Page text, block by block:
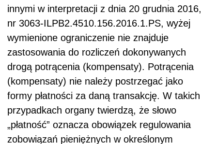
innymi w interpretacji z dnia 20 grudnia 2016,
nr 3063-ILPB2.4510.156.2016.1.PS, wyżej
wymienione ograniczenie nie znajduje
zastosowania do rozliczeń dokonywanych
drogą potrącenia (kompensaty). Potrącenia
(kompensaty) nie należy postrzegać jako
formy płatności za daną transakcję. W takich
przypadkach organy twierdzą, że słowo
„płatność” oznacza obowiązek regulowania
zobowiązań pieniężnych w określonym